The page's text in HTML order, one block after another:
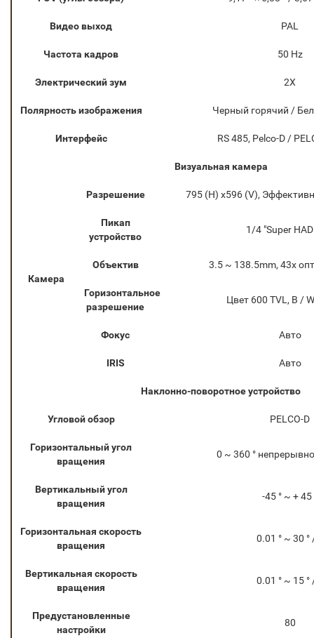
Видео выход PAL
Частота кадров 50 Hz
Электрический зум 2X
Полярность изображения Черный горячий /
Интерфейс RS 485, Pelco-D /
Визуальная камера
Камера
Разрешение 795 (H) x596 (V),
Пикап
устройство
1/4 "Super HAD
Объектив 3.5 ~ 138.5mm, 43x
Горизонтальное
разрешение
Цвет 600 TVL, B /
Фокус Авто
IRIS Авто
Наклонно-поворотноеустройство
Угловой обзор PELCO-D
Горизонтальный угол
вращения
0 ~ 360 °
Вертикальный угол
вращения
-45 ° ~ + 45
Горизонтальная скорость
вращения
0.01 ° ~ 30 °
Вертикальная скорость
вращения
0.01 ° ~ 15 °
Предустановленные
настройки
80